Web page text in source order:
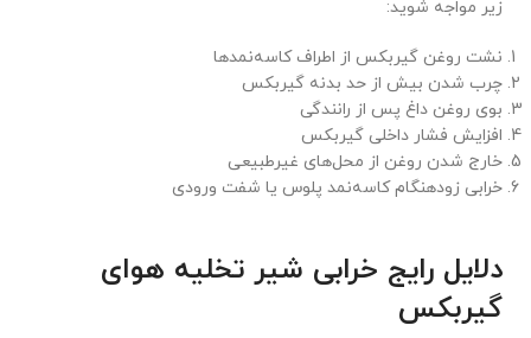
زیر مواجه شوید:
نشت روغن گیربکس از اطراف کاسه‌نمدها
چرب شدن بیش از حد بدنه گیربکس
بوی روغن داغ پس از رانندگی
افزایش فشار داخلی گیربکس
خارج شدن روغن از محل‌های غیرطبیعی
خرابی زودهنگام کاسه‌نمد پلوس یا شفت ورودی
دلایل رایج خرابی شیر تخلیه هوای
گیربکس